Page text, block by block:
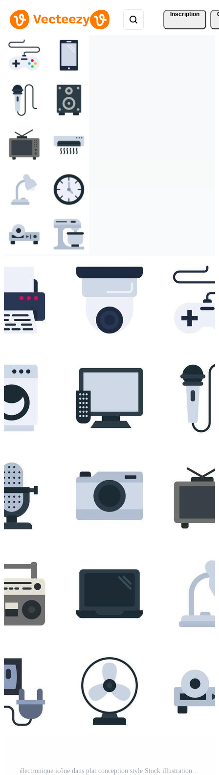
Inscription
électronique icône dans plat conception style Stock illustration ensemble Vecteur Pro